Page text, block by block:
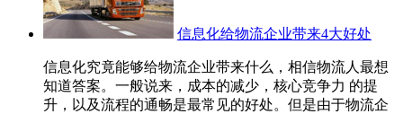
信息化给物流企业带来4大好处
信息化究竟能够给物流企业带来什么，相信物流人最想
知道答案。一般说来，成本的减少，核心竞争力 的提
升，以及流程的通畅是最常见的好处。但是由于物流企